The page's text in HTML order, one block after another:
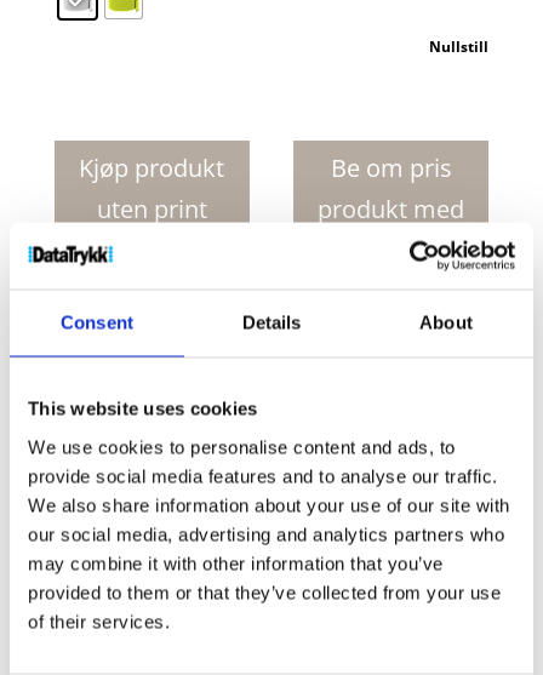
Consent Details About
This website uses cookies
We use cookies to personalise content and ads, to
provide social media features and to analyse our traffic.
We also share information about your use of our site with
our social media, advertising and analytics partners who
may combine it with other information that you’ve
provided to them or that they’ve collected from your use
of their services.
Nullstill
TPU
slapwrap
refleksbånd
Kjøp produkt
uten print
Be om pris
produkt med
print
Produktnr: Kategorier:
Verktøy
og biltilbehør
Stikkord:
utendørs
Kjøp produkt uten print
Ekstra informasjon